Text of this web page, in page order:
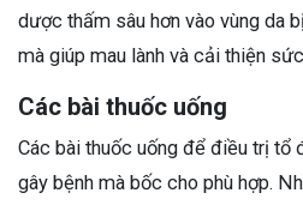
dược thấm sâu hơn vào vùng da
mà giúp mau lành và cải thiện
Các bài thuốc uống
Các bài thuốc uống để điều trị tổ
gây bệnh mà bốc cho phù hợp.